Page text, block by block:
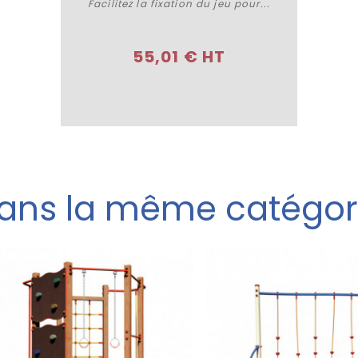
Facilitez la fixation du jeu pour...
55,01 € HT
la même